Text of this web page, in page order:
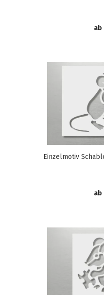
ab
Einzelmotiv
ab